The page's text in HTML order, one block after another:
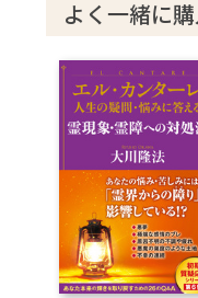
第2章 霊障の
─心のコント
1 霊障になり
2 男女の問題
3 平常心を維持
4 六大煩悩の
原因となる
第3章 霊障の
よく一緒に